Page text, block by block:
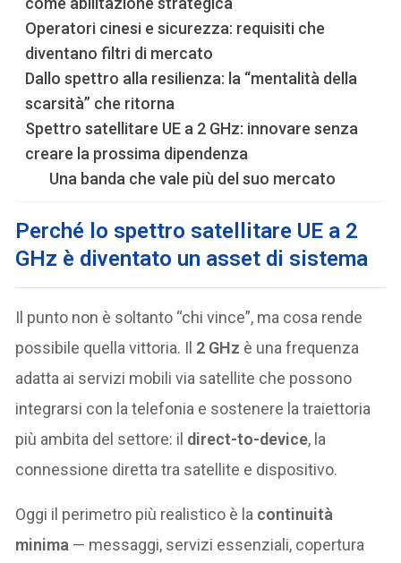
Operatori cinesi e sicurezza: requisiti che
diventano filtri di mercato
Dallo spettro alla resilienza: la “mentalità della
scarsità” che ritorna
Spettro satellitare UE a 2 GHz: innovare senza
creare la prossima dipendenza
Una banda che vale più del suo mercato
Perché lo spettro satellitare UE a 2
GHz è diventato un asset di sistema
Il punto non è soltanto “chi vince”, ma cosa rende
possibile quella vittoria. Il 2 GHz è una frequenza
adatta ai servizi mobili via satellite che possono
integrarsi con la telefonia e sostenere la traiettoria
più ambita del settore: il direct-to-device, la
connessione diretta tra satellite e dispositivo.
Oggi il perimetro più realistico è la continuità
minima — messaggi, servizi essenziali, copertura